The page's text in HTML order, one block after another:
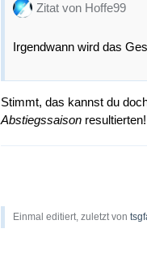
Zitat von Hoffe99
Irgendwann wird das
Stimmt, das kannst du
Abstiegssaison
Einmal editiert, zuletzt von